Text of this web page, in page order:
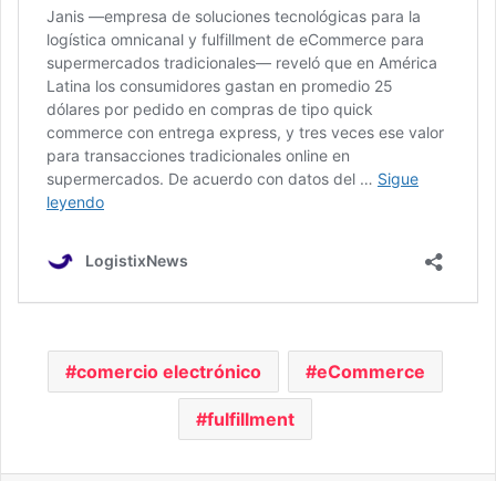
comercio electrónico eCommerce
fulfillment